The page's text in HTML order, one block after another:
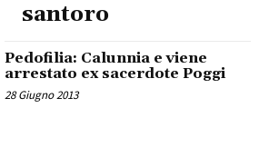
santoro
Pedofilia: Calunnia e viene
arrestato ex sacerdote Poggi
28 Giugno 2013